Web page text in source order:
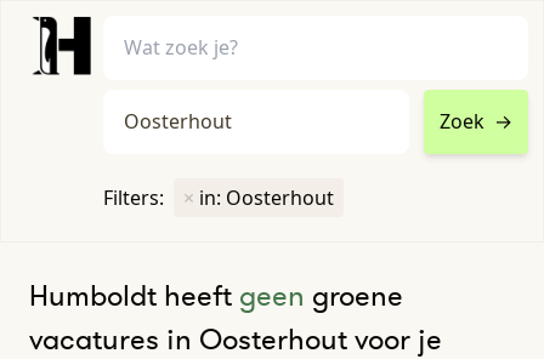
Zoek →
Filters: × in: Oosterhout
Humboldt heeft geen groene
vacatures in Oosterhout voor je